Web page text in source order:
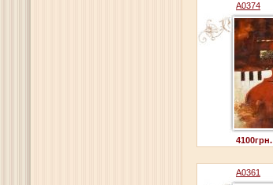
A0374
4100грн.
A0361